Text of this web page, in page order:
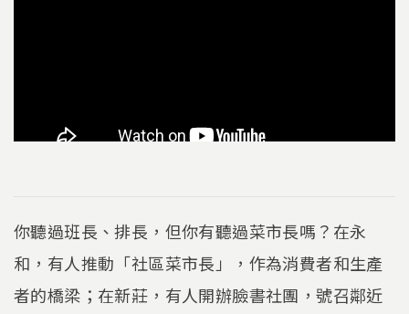
你聽過班長、排長，但你有聽過菜市長嗎？在永
和，有人推動「社區菜市長」，作為消費者和生產
者的橋梁；在新莊，有人開辦臉書社團，號召鄰近